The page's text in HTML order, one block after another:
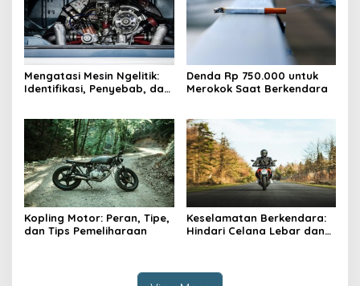
Mengatasi Mesin Ngelitik:
Identifikasi, Penyebab, dan
Denda Rp 750.000 untuk
Merokok Saat Berkendara
Kopling Motor: Peran, Tipe,
dan Tips Pemeliharaan
Keselamatan Berkendara:
Hindari Celana Lebar dan